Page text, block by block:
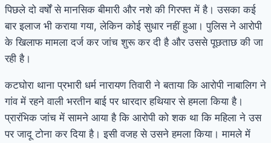
पिछले दो वर्षों से मानसिक बीमारी और नशे की गिरफ्त में है। उसका कई
बार इलाज भी कराया गया, लेकिन कोई सुधार नहीं हुआ। पुलिस ने आरोपी
के खिलाफ मामला दर्ज कर जांच शुरू कर दी है और उससे पूछताछ की जा
रही है।
कटघोरा थाना प्रभारी धर्म नारायण तिवारी ने बताया कि आरोपी नाबालिग ने
गांव में रहने वाली भरतीन बाई पर धारदार हथियार से हमला किया है।
प्रारंभिक जांच में सामने आया है कि आरोपी को शक था कि महिला ने उस
पर जादू टोना कर दिया है। इसी वजह से उसने हमला किया। मामले में